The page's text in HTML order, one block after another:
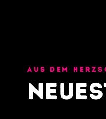
AUS DEM